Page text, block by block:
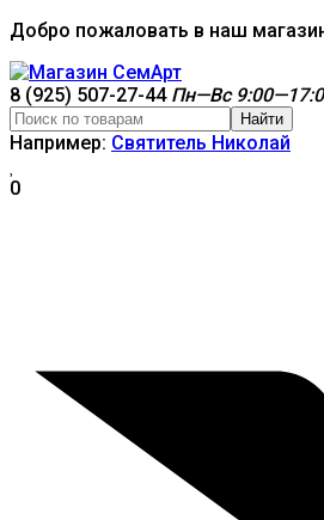
Добро пожаловать в наш
8 (925) 507-27-44 Пн—Вс
Найти
Например: Святитель Николай
0